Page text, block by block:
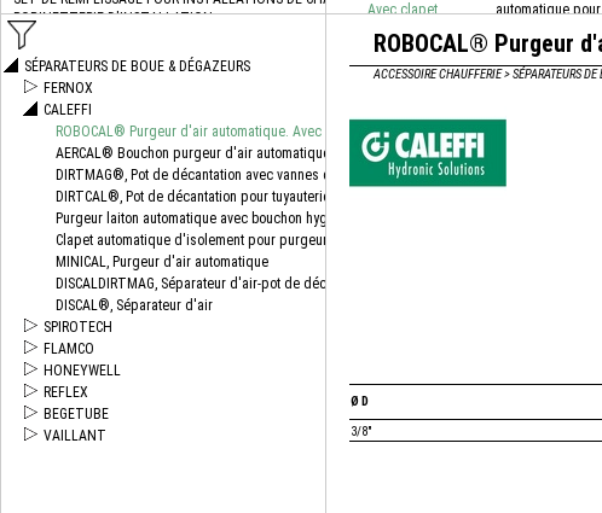
Avec clapet
automatique pour